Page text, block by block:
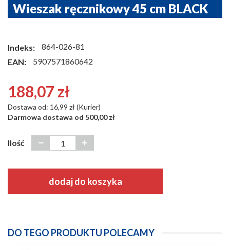
Wieszak ręcznikowy 45 cm BLACK
Indeks:
864-026-81
EAN:
5907571860642
188,07 zł
Dostawa od: 16,99 zł (Kurier)
Darmowa dostawa od 500,00 zł
Ilość
dodaj do koszyka
DO TEGO PRODUKTU POLECAMY